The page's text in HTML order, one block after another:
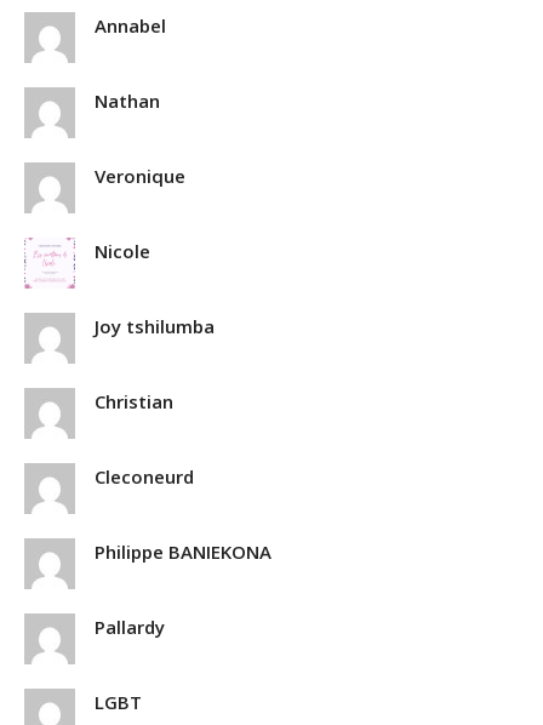
Annabel
Nathan
Veronique
Nicole
Joy tshilumba
Christian
Cleconeurd
Philippe BANIEKONA
Pallardy
LGBT